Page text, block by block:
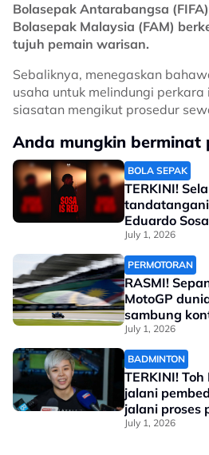
Bolasepak Antarabangsa
Bolasepak Malaysia (FAM)
tujuh pemain warisan.
Sebaliknya, menegaskan
usaha untuk melindungi perkara
siasatan mengikut prosedur
Anda mungkin
BOLA SEPAK
TERKINI!
Eduardo Sosa
July 1, 2026
PERMOTORAN
RASMI!
MotoGP
sambung
July 1, 2026
BADMINTON
TERKINI!
jalani
jalani proses
July 1, 2026